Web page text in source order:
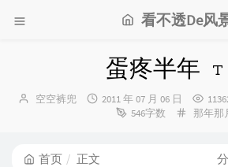
看不透De风
蛋疼半年
博
空空裤兜
发
2011 年 07 月 06 日
546字数
分
那年那
首页 正文